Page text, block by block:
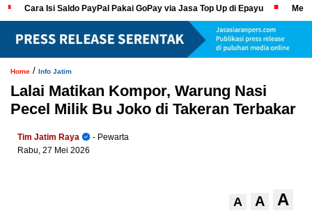
Cara Isi Saldo PayPal Pakai GoPay via Jasa Top Up di Epayu
Home / Info Jatim
Lalai Matikan Kompor, Warung Nasi
Pecel Milik Bu Joko di Takeran Terbakar
Tim Jatim Raya
- Pewarta
Rabu, 27 Mei 2026
A A A